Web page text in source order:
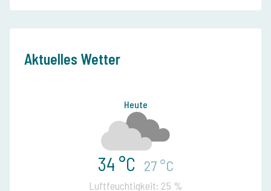
Aktuelles Wetter
Heute
34 °C 27 °C
Luftfeuchtigkeit: 25 %